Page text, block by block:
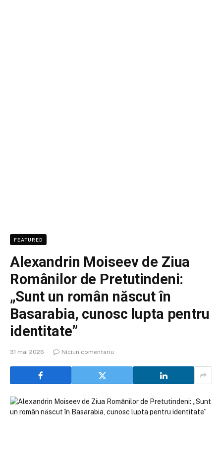
FEATURED
Alexandrin Moiseev de Ziua
Românilor de Pretutindeni:
„Sunt un român născut în
Basarabia, cunosc lupta pentru
identitate”
31 mai 2026 Niciun comentariu